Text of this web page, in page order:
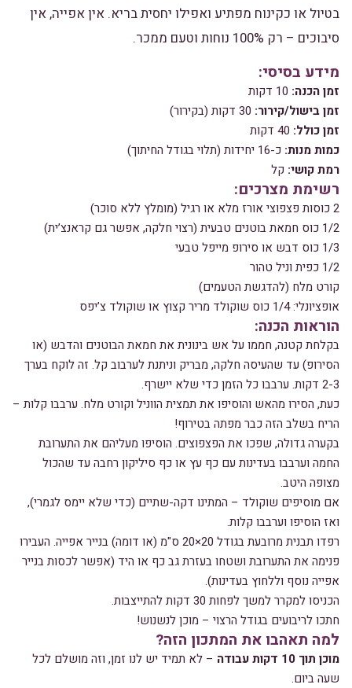
בטיול או כקינוח מפתיע ואפילו יחסית בריא. אין אפייה, אין
סיבוכים – רק 100% נוחות וטעם ממכר.
מידע בסיסי:
זמן הכנה:
זמן בישול/קירור:
זמן כולל:
כמות מנות: כ-16 יחידות (תלוי בגודל החיתוך)
רמת קושי: קל
רשימת מצרכים:
2 כוסות פצפוצי אורז מלא או רגיל (מומלץ ללא סוכר)
1/2 כוס חמאת בוטנים טבעית (רצוי חלקה, אפשר גם קראנצ’ית)
1/3 כוס דבש או סירופ מייפל טבעי
1/2 כפית וניל טהור
קורט מלח (להדגשת הטעמים)
אופציונלי: 1/4 כוס שוקולד מריר קצוץ או שוקולד צ’יפס
הוראות הכנה:
בקלחת קטנה, חממו על אש בינונית את חמאת הבוטנים והדבש (או
הסירופ) עד שהעיסה חלקה, מבריק וניתנת לערבוב קל. זה לוקח בערך
2-3 דקות. ערבבו כל הזמן כדי שלא יישרף.
כעת, הסירו מהאש והוסיפו את תמצית הווניל וקורט מלח. ערבבו קלות –
הריח בשלב הזה כבר מפתה בטירוף!
בקערה גדולה, שפכו את הפצפוצים. הוסיפו מעליהם את התערובת
החמה וערבבו בעדינות עם כף עץ או כף סיליקון רחבה עד שהכול
מצופה היטב.
אם מוסיפים שוקולד – המתינו דקה-שתיים (כדי שלא יימס לגמרי),
ואז הוסיפו וערבבו קלות.
רפדו תבנית מרובעת בגודל 20×20 ס"מ (או דומה) בנייר אפייה. העבירו
פנימה את התערובת ושטחו בעזרת גב כף או היד (אפשר לכסות בנייר
אפייה נוסף וללחוץ בעדינות).
הכניסו למקרר למשך לפחות 30 דקות להתייצבות.
חתכו לריבועים בגודל הרצוי – מוכן לנשנוש!
למה תאהבו את המתכון הזה?
מוכן תוך 10 דקות עבודה
– לא תמיד יש לנו זמן, וזה מושלם לכל
שעה ביום.